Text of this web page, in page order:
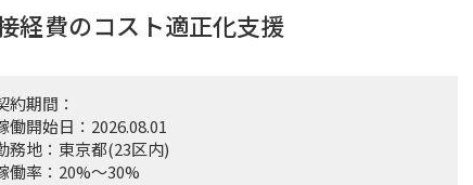
経費のコスト適正化支援
約期間：
働開始日：2026.08.01
務地：東京都(23区内)
働率：20%～30%